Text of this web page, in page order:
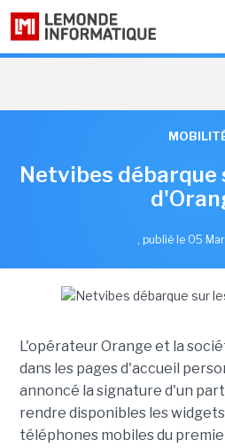
Netvibes débarque
, publié le 05
L'opérateur Orange et la
dans les pages d'accueil
annoncé la signature d'un
rendre disponibles les
téléphones mobiles du